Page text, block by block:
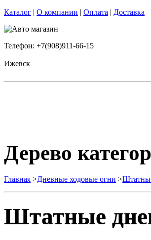
Каталог | О компании | Оплата | Доставка
Телефон: +7(908)911-66-15
Ижевск
Дерево
Главная >Дневные ходовые огни >
Штатные